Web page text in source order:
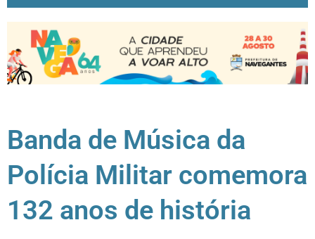
Banda de Música da
Polícia Militar comemora
132 anos de história